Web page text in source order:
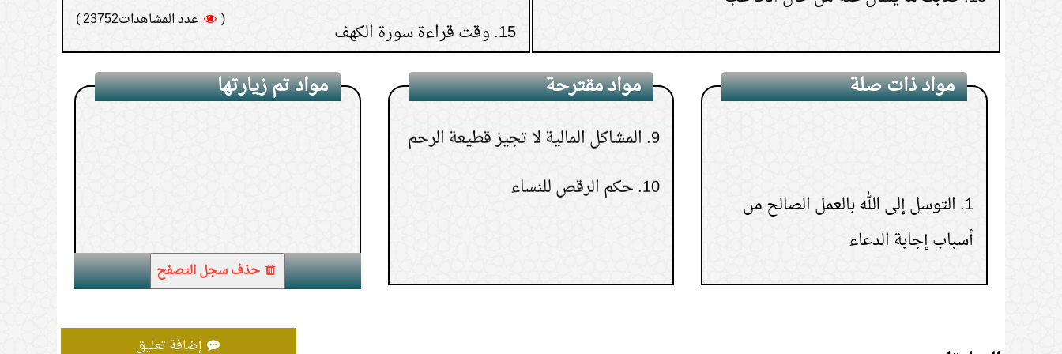
( عدد المشاهدات18599 )
مواد ذات صلة
أسباب إجابة الدعاء
2. ما الاعتداء في الدعاء؟
4. حكم ترتيل الدعاء في الصلاة وفي
مواد مقترحة
8. كيف أبر والدتي بعد موتها؟
9. المشاكل المالية لا تجيز قطيعة الرحم
10. حكم الرقص للنساء
مواد تم زيارتها
حذف سجل التصفح
إضافة تعليق